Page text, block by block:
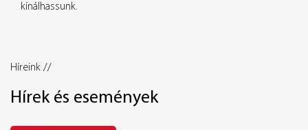
kínálhassunk.
Híreink //
Hírek és események